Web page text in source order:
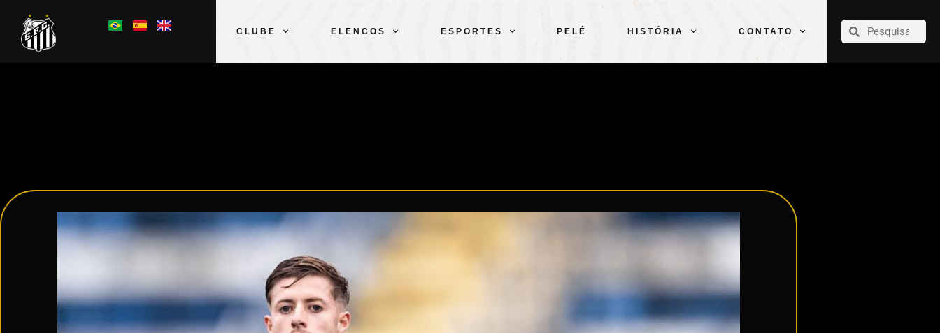
CLUBE ELENCOS ESPORTES PELÉ HISTÓRIA CONTATO
CLUBE